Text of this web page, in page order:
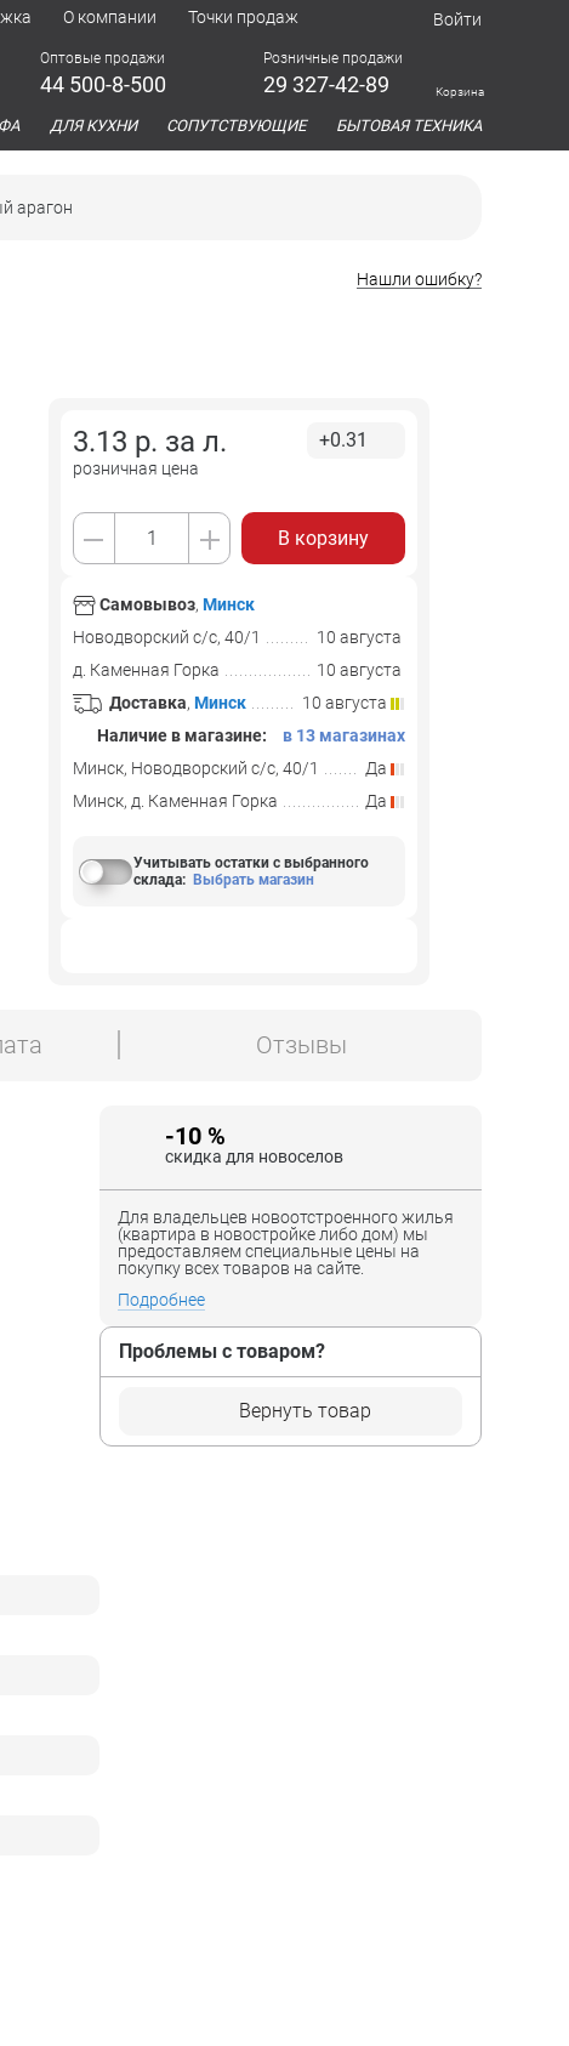
О компании Точки продаж Войти
Оптовые продажи
44 500-8-500
Розничные продажи
29 327-42-89 Корзина
ДЛЯ КУХНИ СОПУТСТВУЮЩИЕ БЫТОВАЯ ТЕХНИКА
арагон
Нашли ошибку?
3.13 р. за л.
розничная цена
+0.31
В корзину
Самовывоз, Минск
Новодворский с/с, 40/1
10 августа
д. Каменная Горка
10 августа
Доставка, Минск
10 августа
Наличие в магазине:
в 13 магазинах
Минск, Новодворский с/с, 40/1
Да
Минск, д. Каменная Горка
Да
Учитывать остатки с выбранного
склада: Выбрать магазин
Отзывы
-10 %
скидка для новоселов
Для владельцев новоотстроенного жилья
(квартира в новостройке либо дом) мы
предоставляем специальные цены на
покупку всех товаров на сайте.
Подробнее
Проблемы с товаром?
Вернуть товар